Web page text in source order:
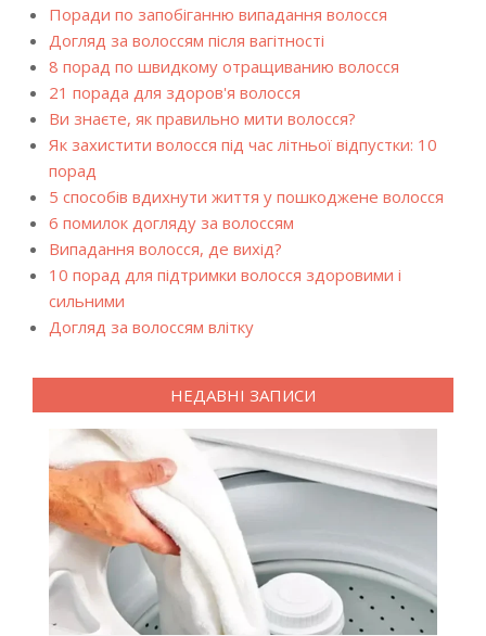
Поради по запобіганню випадання волосся
Догляд за волоссям після вагітності
8 порад по швидкому отращиванию волосся
21 порада для здоров'я волосся
Ви знаєте, як правильно мити волосся?
Як захистити волосся під час літньої відпустки: 10
порад
5 способів вдихнути життя у пошкоджене волосся
6 помилок догляду за волоссям
Випадання волосся, де вихід?
10 порад для підтримки волосся здоровими і
сильними
Догляд за волоссям влітку
НЕДАВНІ ЗАПИСИ